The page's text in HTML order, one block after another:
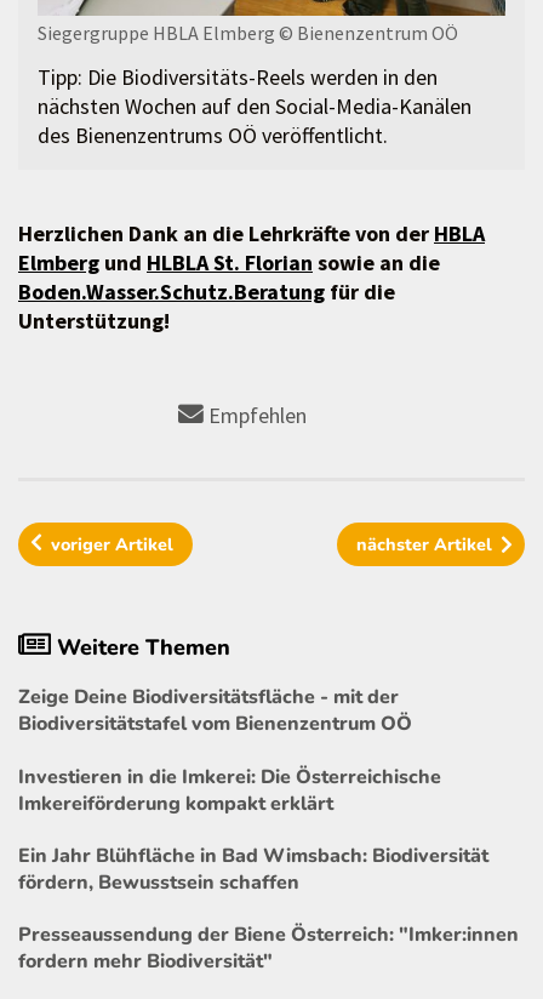
Siegergruppe HBLA Elmberg © Bienenzentrum OÖ
Tipp: Die Biodiversitäts-Reels werden in den
nächsten Wochen auf den Social-Media-Kanälen
des Bienenzentrums OÖ veröffentlicht.
Herzlichen Dank an die Lehrkräfte von der HBLA
Elmberg und HLBLA St. Florian sowie an die
Boden.Wasser.Schutz.Beratung für die
Unterstützung!
Empfehlen
vorigerArtikel nächster Artikel
Weitere Themen
Zeige Deine Biodiversitätsfläche - mit der
Biodiversitätstafel vom Bienenzentrum OÖ
Investieren in die Imkerei: Die Österreichische
Imkereiförderung kompakt erklärt
Ein Jahr Blühfläche in Bad Wimsbach: Biodiversität
fördern, Bewusstsein schaffen
Presseaussendung der Biene Österreich: "Imker:innen
fordern mehr Biodiversität"